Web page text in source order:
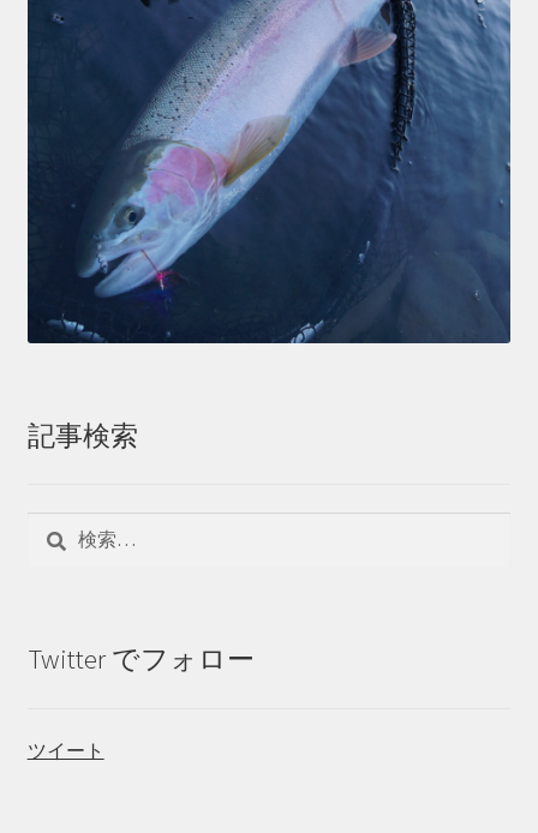
記事検索
Twitter でフォロー
ツイート